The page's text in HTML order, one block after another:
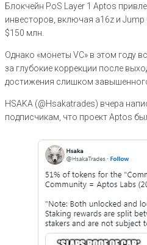
Блокчейн PoS Layer 1 Aptos
инвесторов, включая a16z и Jump
$150 млн.
Однако «монеты VC» в этом году
за глубокие коррекции после
достижения слишком
HSAKA (@Hsakatrades) вчера
подписчикам, что проект Aptos